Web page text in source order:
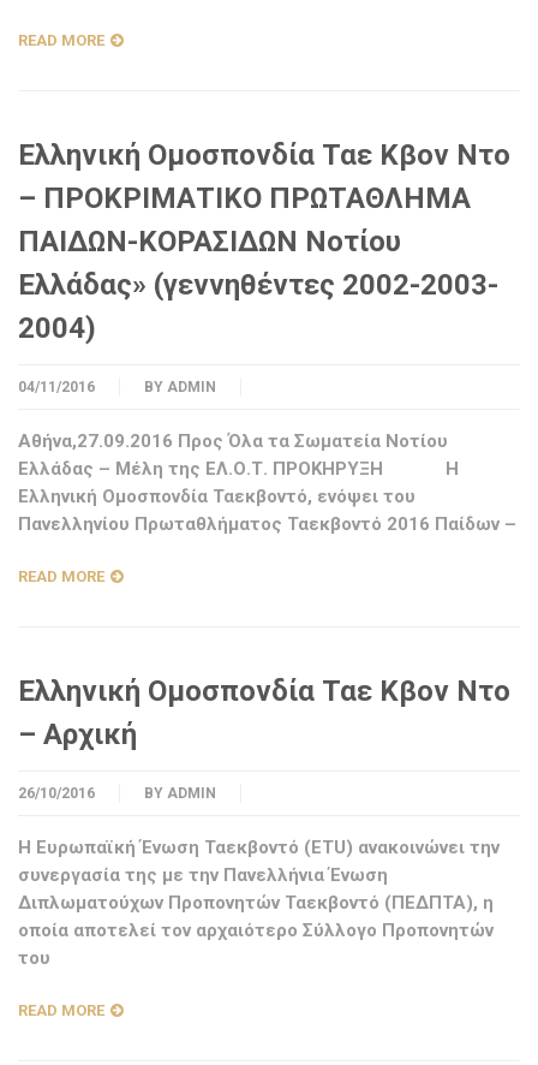
READ MORE
Ελληνική Ομοσπονδία Ταε Κβον Ντο
– ΠΡΟΚΡΙΜΑΤΙΚΟ ΠΡΩΤΑΘΛΗΜΑ
ΠΑΙΔΩΝ-ΚΟΡΑΣΙΔΩΝ Νοτίου
Ελλάδας» (γεννηθέντες 2002-2003-
2004)
04/11/2016 BY ADMIN
Αθήνα,27.09.2016 Προς Όλα τα Σωματεία Νοτίου
Ελλάδας – Μέλη της ΕΛ.Ο.Τ. ΠΡΟΚΗΡΥΞΗ Η
Ελληνική Ομοσπονδία Ταεκβοντό, ενόψει του
Πανελληνίου Πρωταθλήματος Ταεκβοντό 2016 Παίδων –
READ MORE
Ελληνική Ομοσπονδία Ταε Κβον Ντο
– Aρχική
26/10/2016 BY ADMIN
Η Ευρωπαϊκή Ένωση Ταεκβοντό (ETU) ανακοινώνει την
συνεργασία της με την Πανελλήνια Ένωση
Διπλωματούχων Προπονητών Ταεκβοντό (ΠΕΔΠΤΑ), η
οποία αποτελεί τον αρχαιότερο Σύλλογο Προπονητών
του
READ MORE